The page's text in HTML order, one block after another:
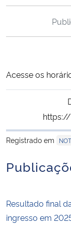
Ministério do Turismo
Ministério do
Ministério da Mulher,
Acesse os
Registrado em
Resultado final
ingresso em